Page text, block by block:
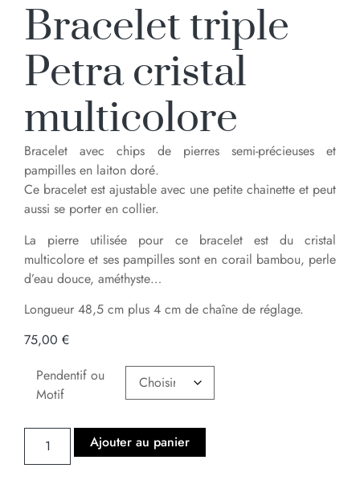
Bracelet triple
Petra cristal
multicolore
Bracelet avec chips de pierres semi-précieuses et
pampilles en laiton doré.
Ce bracelet est ajustable avec une petite chainette et peut
aussi se porter en collier.
La pierre utilisée pour ce bracelet est du cristal
multicolore et ses pampilles sont en corail bambou, perle
d’eau douce, améthyste…
Longueur 48,5 cm plus 4 cm de chaîne de réglage.
75,00 €
Pendentif ou
Motif
Ajouter au panier